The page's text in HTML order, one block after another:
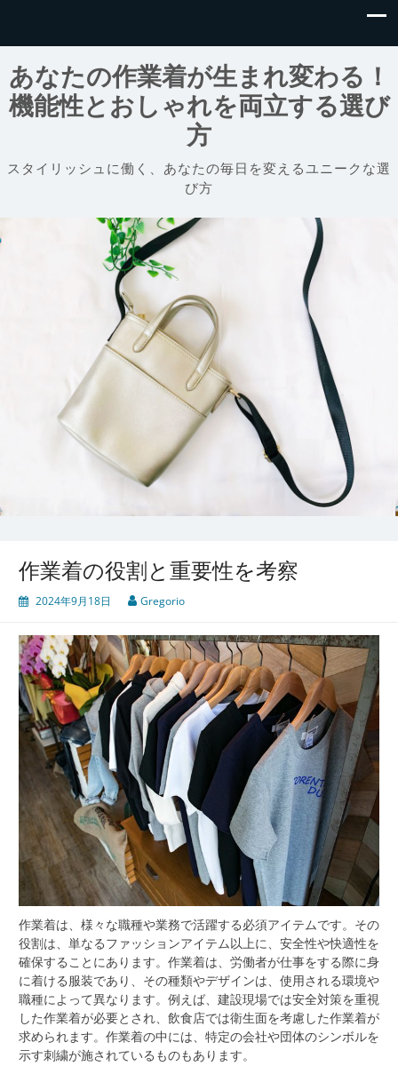
あなたの作業着が生まれ変わる！
機能性とおしゃれを両立する選び
方
スタイリッシュに働く、あなたの毎日を変えるユニークな選
び方
作業着の役割と重要性を考察
2024年9月18日 Gregorio
作業着は、様々な職種や業務で活躍する必須アイテムです。 その
役割は、単なるファッションアイテム以上に、安全性や快適性を
確保することにあります。作業着は、労働者が仕事をする際に身
に着ける服装であり、その種類やデザインは、使用される環境や
職種によって異なります。例えば、建設現場では安全対策を重視
した作業着が必要とされ、飲食店では衛生面を考慮した作業着が
求められます。作業着の中には、特定の会社や団体のシンボルを
示す刺繍が施されているものもあります。